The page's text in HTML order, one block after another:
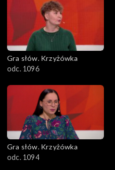
Gra słów. Krzyżówka
odc. 1096
Gra słów. Krzyżówka
odc. 1094